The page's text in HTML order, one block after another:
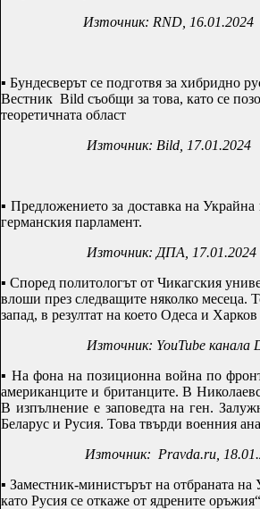
Източник: RND , 16.01.2024
▪ Бундесверът се подготвя за хибридно
Вестник Bild съобщи за това, като се
теоретичната област
Източник: Bild , 17.01.2024
▪ Предложението за доставка на
германския парламент.
Източник: ДПА, 17.01.2024
▪ Според политологът от Чикагския
влоши през следващите няколко месеца.
запад, в резултат на което Одеса и
Източник: YouTube канала
▪ На фона на позиционна война по
американците и британците. В
В изпълнение е заповедта на ген.
Беларус и Русия. Това твърди военния
Източник: Pravda.ru ,
▪ Заместник-министърът на отбраната
като Русия се откаже от ядрените